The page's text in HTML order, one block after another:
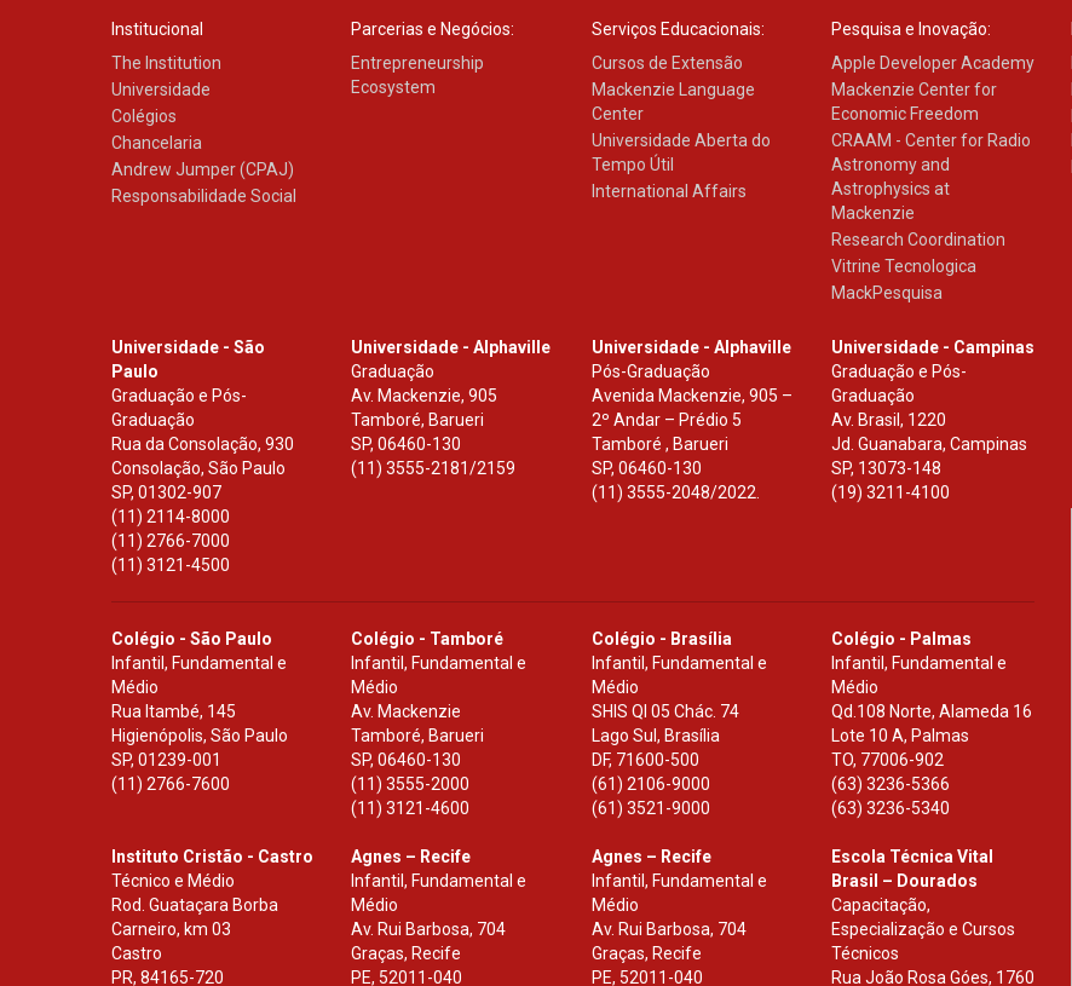
Institucional
The Institution
Universidade
Colégios
Chancelaria
Andrew Jumper (CPAJ)
Responsabilidade Social
Parcerias e Negócios:
Entrepreneurship
Ecosystem
Serviços Educacionais:
Cursos de Extensão
Mackenzie Language
Center
Universidade Aberta do
Tempo Útil
International Affairs
Pesquisa e Inovação:
Apple Developer Academy
Mackenzie Center for
Economic Freedom
CRAAM - Center for Radio
Astronomy and
Astrophysics at
Mackenzie
Research Coordination
Vitrine Tecnologica
MackPesquisa
Universidade - São
Paulo
Graduação e Pós-
Graduação
Rua da Consolação, 930
Consolação, São Paulo
SP, 01302-907
(11) 2114-8000
(11) 2766-7000
(11) 3121-4500
Universidade - Alphaville
Graduação
Av. Mackenzie, 905
Tamboré, Barueri
SP,06460-130
(11) 3555-2181/2159
Universidade - Alphaville
Pós-Graduação
Avenida Mackenzie, 905 –
2º Andar – Prédio 5
Tamboré , Barueri
SP, 06460-130
(11) 3555-2048/2022.
Universidade - Campinas
Graduação e Pós-
Graduação
Av. Brasil, 1220
Jd. Guanabara, Campinas
SP, 13073-148
(19) 3211-4100
Colégio - São Paulo
Infantil, Fundamental e
Médio
Rua Itambé, 145
Higienópolis, São Paulo
SP, 01239-001
(11) 2766-7600
Colégio - Tamboré
Infantil, Fundamental e
Médio
Av. Mackenzie
Tamboré, Barueri
SP,06460-130
(11) 3555-2000
(11) 3121-4600
Colégio - Brasília
Infantil, Fundamental e
Médio
SHIS Ql 05 Chác. 74
Lago Sul, Brasília
DF, 71600-500
(61) 2106-9000
(61) 3521-9000
Colégio - Palmas
Infantil, Fundamental e
Médio
Qd.108 Norte, Alameda 16
Lote 10 A, Palmas
TO, 77006-902
(63) 3236-5366
(63) 3236-5340
Instituto Cristão - Castro
Técnico e Médio
Rod. Guataçara Borba
Carneiro, km 03
Castro
PR, 84165-720
Agnes – Recife
Infantil, Fundamental e
Médio
Av. Rui Barbosa, 704
Graças, Recife
PE, 52011-040
Agnes – Recife
Infantil, Fundamental e
Médio
Av. Rui Barbosa, 704
Graças, Recife
PE, 52011-040
Escola Técnica Vital
Brasil – Dourados
Capacitação,
Especialização e Cursos
Técnicos
Rua João Rosa Góes, 1760